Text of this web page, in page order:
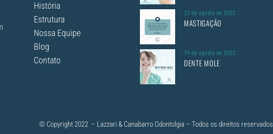
História
Estrutura
Nossa Equipe
Blog
Contato
23 de agosto de 2022
MASTIGAÇÃO
19 de agosto de 2022
DENTE MOLE
© Copyright 2022 – Lazzari & Canabarro Odontolgia – Todos os direitos reservados